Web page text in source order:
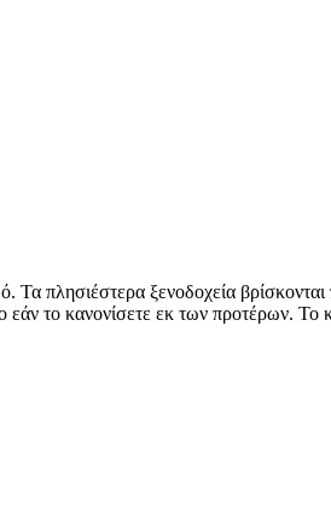
Τα πλησιέστερα ξενοδοχεία βρίσκονται
το κανονίσετε εκ των προτέρων. Το